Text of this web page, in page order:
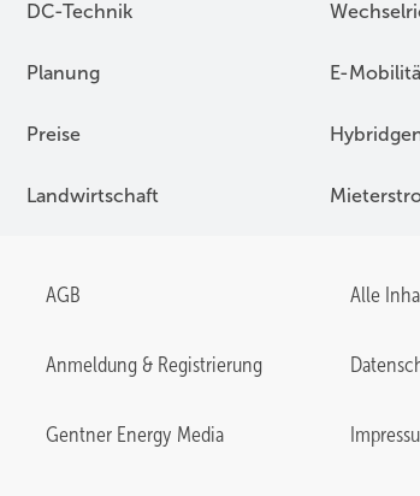
DC-Technik
Planung E-
Preise
Landwirtschaft
AGB Alle
Anmeldung & Registrierung
Gentner Energy Media